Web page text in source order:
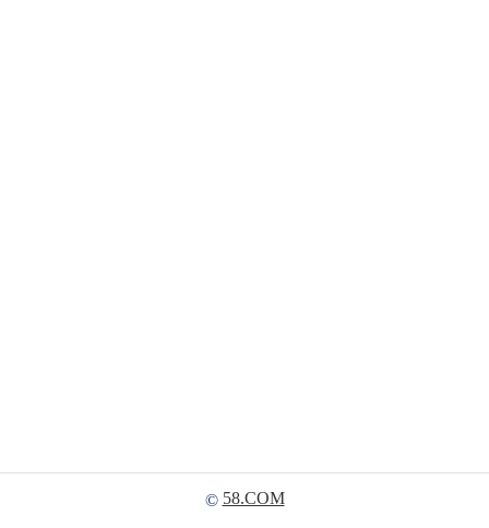
© 58.COM